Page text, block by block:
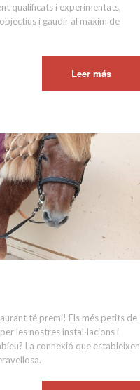
qualificats i experimentats,
i gaudir al màxim de
Leer más
té premi! Els més petits de
les nostres instal·lacions i
La connexió que estableixen